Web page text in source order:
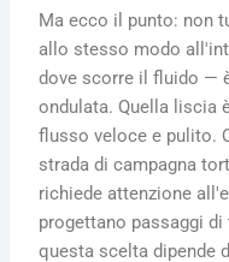
Ma ecco il punto: non
allo stesso modo
dove scorre il fluido —
ondulata. Quella liscia
flusso veloce e pulito.
strada di campagna
richiede attenzione
progettano passaggi
questa scelta dipende